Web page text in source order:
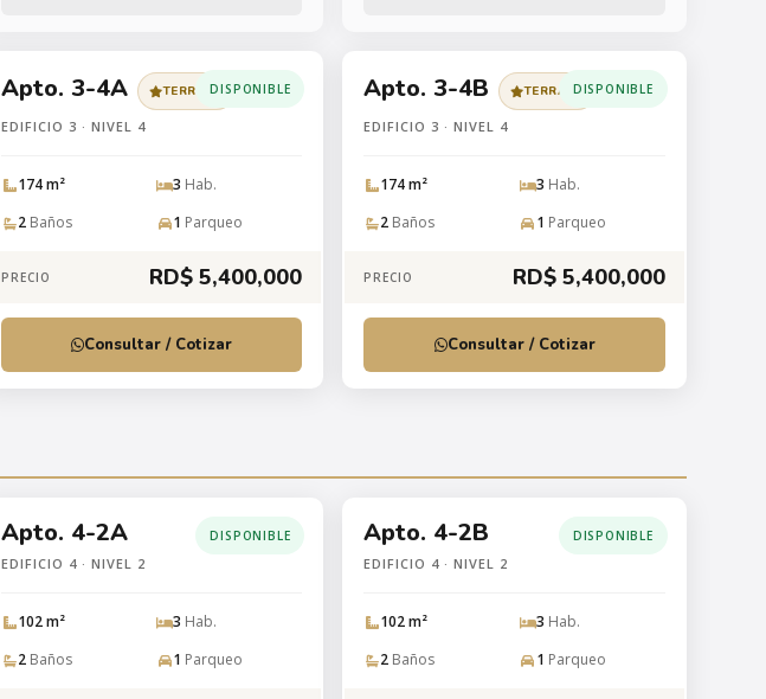
Apto. 3-4A TERRAZA
EDIFICIO 3 · NIVEL 4
DISPONIBLE
174 m² 3 Hab.
2 Baños 1 Parqueo
PRECIO RD$ 5,400,000
Consultar / Cotizar
Apto. 3-4B TERRAZA
EDIFICIO 3 · NIVEL 4
DISPONIBLE
174 m² 3 Hab.
2 Baños 1 Parqueo
PRECIO RD$ 5,400,000
Consultar / Cotizar
Apto. 4-2A
EDIFICIO 4 · NIVEL 2
DISPONIBLE
102 m² 3 Hab.
2 Baños 1 Parqueo
Apto. 4-2B
EDIFICIO 4 · NIVEL 2
DISPONIBLE
102 m² 3 Hab.
2 Baños 1 Parqueo